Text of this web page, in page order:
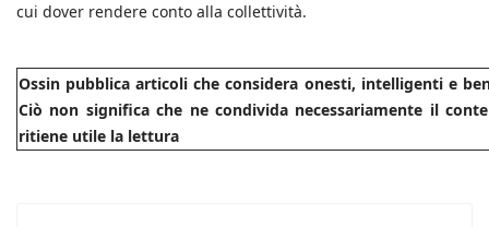
cui dover rendere conto alla collettività.
Ossin pubblica articoli che considera onesti, intelligenti e
Ciò non significa che ne condivida necessariamente il
ritiene utile la lettura